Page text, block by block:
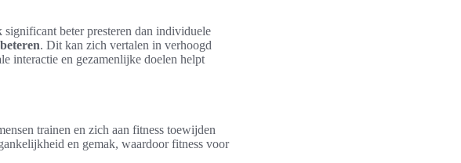
significant beter presteren dan individuele
. Dit kan zich vertalen in verhoogd
interactie en gezamenlijke doelen helpt
trainen en zich aan fitness toewijden
en gemak, waardoor fitness voor